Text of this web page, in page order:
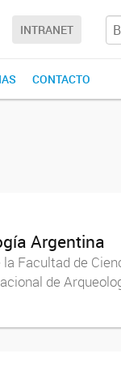
INTRANET
CONTACTO
Argentina
Facultad de
de